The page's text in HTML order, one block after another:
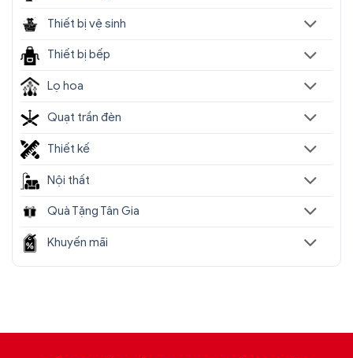
Thiết bị vệ sinh
Thiết bị bếp
Lọ hoa
Quạt trần đèn
Thiết kế
Nội thất
Quà Tặng Tân Gia
Khuyến mãi